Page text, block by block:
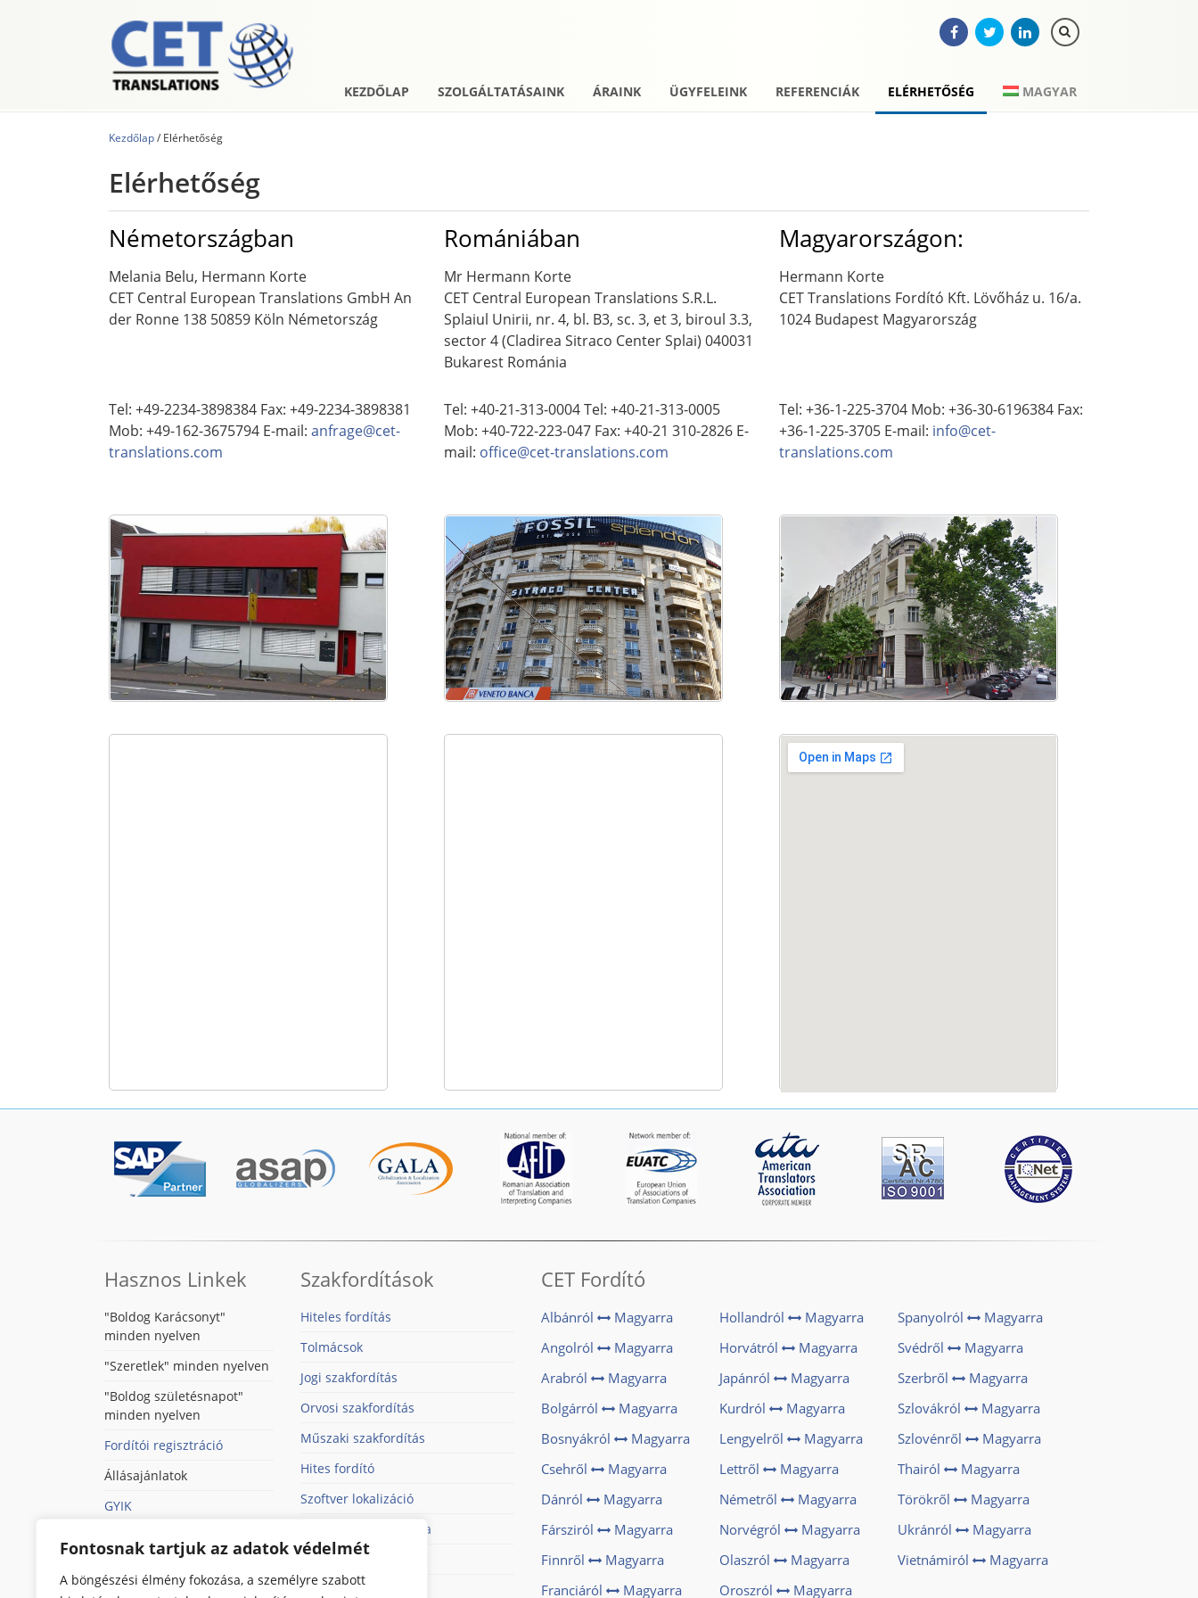
Fontosnak tartjuk az adatok védelmét
A böngészési élmény fokozása, a személyre szabott
KEZDŐLAP SZOLGÁLTATÁSAINK ÁRAINK ÜGYFELEINK REFERENCIÁK ELÉRHETŐSÉG MAGYAR
Kezdőlap/ Elérhetőség
Elérhetőség
Németországban
Melania Belu, Hermann Korte
CET Central European Translations GmbH An
der Ronne 138 50859 Köln Németország
Tel: +49-2234-3898384 Fax: +49-2234-3898381
Mob: +49-162-3675794 E-mail: anfrage@cet-
translations.com
Romániában
Mr Hermann Korte
CET Central European Translations S.R.L.
Splaiul Unirii, nr. 4, bl. B3, sc. 3, et 3, biroul 3.3,
sector 4 (Cladirea Sitraco Center Splai) 040031
Bukarest Románia
Tel: +40-21-313-0004 Tel: +40-21-313-0005
Mob: +40-722-223-047 Fax: +40-21 310-2826 E-
mail: office@cet-translations.com
Magyarországon:
Hermann Korte
CET Translations Fordító Kft. Lövőház u. 16/a.
1024 Budapest Magyarország
Tel: +36-1-225-3704 Mob: +36-30-6196384 Fax:
+36-1-225-3705 E-mail: info@cet-
translations.com
Hasznos Linkek
"Boldog Karácsonyt"
minden nyelven
"Szeretlek" minden nyelven
"Boldog születésnapot"
minden nyelven
Fordítói regisztráció
Állásajánlatok
GYIK
Szakfordítások
Hiteles fordítás
Tolmácsok
Jogi szakfordítás
Orvosi szakfordítás
Műszaki szakfordítás
Hites fordító
Szoftver lokalizáció
Szerződések fordítása
Weboldalak fordítása
SAP fordítás
CET Fordító
Albánról
Magyarra
Angolról
Magyarra
Arabról
Magyarra
Bolgárról
Magyarra
Bosnyákról
Magyarra
Csehről
Magyarra
Dánról
Magyarra
Fársziról
Magyarra
Finnről
Magyarra
Franciáról
Magyarra
Hollandról
Magyarra
Horvátról
Magyarra
Japánról
Magyarra
Kurdról
Magyarra
Lengyelről
Magyarra
Lettről
Magyarra
Németről
Magyarra
Norvégról
Magyarra
Olaszról
Magyarra
Oroszról
Magyarra
Spanyolról
Magyarra
Svédről
Magyarra
Szerbről
Magyarra
Szlovákról
Magyarra
Szlovénről
Magyarra
Thairól
Magyarra
Törökről
Magyarra
Ukránról
Magyarra
Vietnámiról
Magyarra